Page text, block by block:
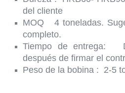
del cliente
MOQ
4 toneladas.
completo.
Tiempo de entrega:
después de firmar el
Peso de la bobina : 2-5